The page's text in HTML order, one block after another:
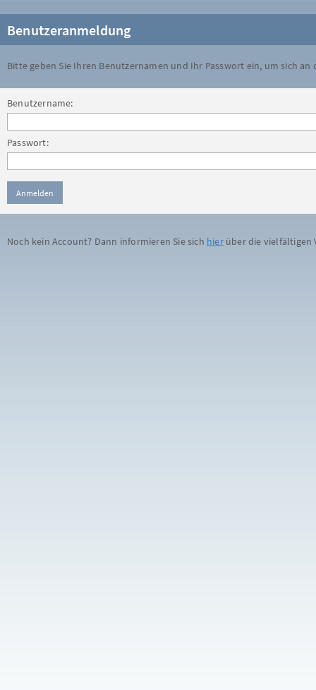
Benutzeranmeldung
Bitte geben Sie Ihren Benutzernamen und Ihr Passwort ein, um sich an
Benutzername:
Passwort:
Noch kein Account? Dann informieren Sie sich hierüber die vielfältigen